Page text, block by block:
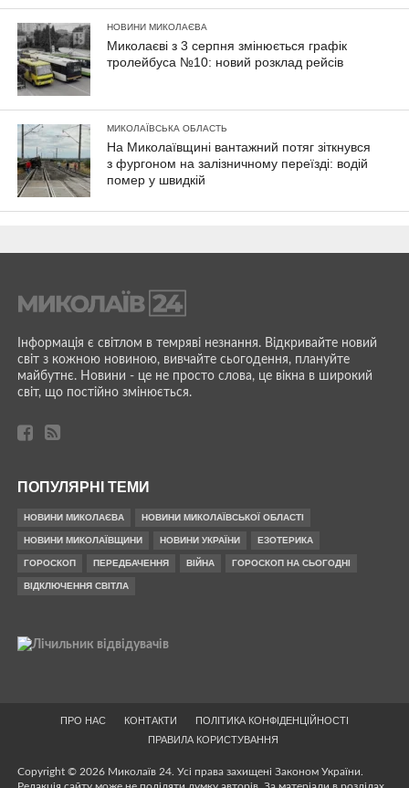
НОВИНИ МИКОЛАЄВА
Миколаєві з 3 серпня змінюється графік
тролейбуса №10: новий розклад рейсів
МИКОЛАЇВСЬКА ОБЛАСТЬ
На Миколаївщині вантажний потяг зіткнувся
з фургоном на залізничному переїзді: водій
помер у швидкій
Інформація є світлом в темряві незнання. Відкривайте новий
світ з кожною новиною, вивчайте сьогодення, плануйте
майбутнє. Новини - це не просто слова, це вікна в широкий
світ, що постійно змінюється.
ПОПУЛЯРНІ ТЕМИ
НОВИНИ МИКОЛАЄВА НОВИНИ МИКОЛАЇВСЬКОЇ ОБЛАСТІ
НОВИНИ МИКОЛАЇВЩИНИ НОВИНИ УКРАЇНИ ЕЗОТЕРИКА
ГОРОСКОП ПЕРЕДБАЧЕННЯ ВІЙНА ГОРОСКОП НА СЬОГОДНІ
ВІДКЛЮЧЕННЯ СВІТЛА
ПРО НАС КОНТАКТИ
ПОЛІТИКА КОНФІДЕНЦІЙНОСТІ
ПРАВИЛА КОРИСТУВАННЯ
Copyright © 2026 Миколаїв 24. Усі права захищені Законом України.